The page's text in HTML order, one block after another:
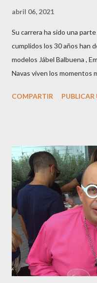
abril 06, 2021
Su carrera ha sido una
cumplidos los 30 años han
modelos Jábel Balbuena ,
Navas viven los momentos
M ateo nació en Barcelona
haciéndole padre de un
campeona, durante los
guardar reposo debido a un
gestación Marta tiró
mamá feliz. Otro de los
sido el madrileño, Emilio
pasarelas ...
COMPARTIR